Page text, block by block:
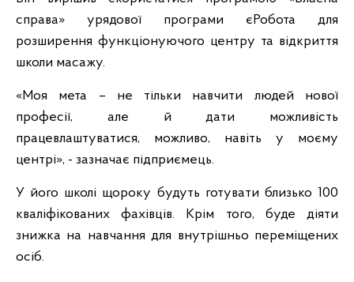
справа» урядової програми єРобота для
розширення функціонуючого центру та відкриття
школи масажу.
«Моя мета – не тільки навчити людей нової
професії, але й дати можливість
працевлаштуватися, можливо, навіть у моєму
центрі», - зазначає підприємець.
У його школі щороку будуть готувати близько 100
кваліфікованих фахівців. Крім того, буде діяти
знижка на навчання для внутрішньо переміщених
осіб.